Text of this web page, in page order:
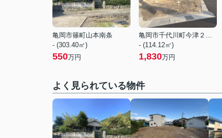
亀岡市篠町山本南条
- (303.40㎡)
550万円
亀岡市千代川町今津２丁目
- (114.12㎡)
1,830万円
よく見られている物件